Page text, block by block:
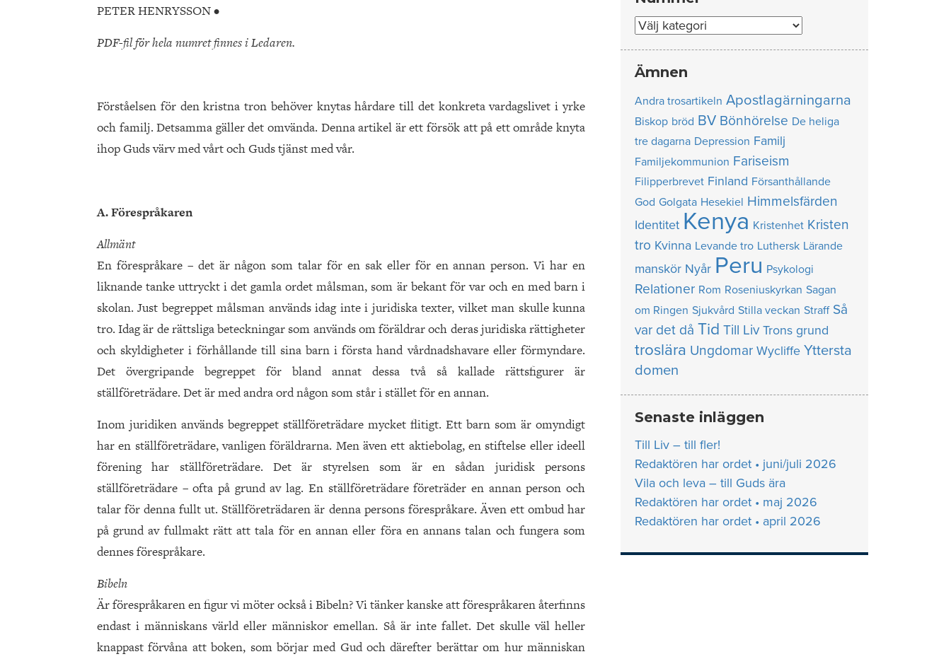
PETER HENRYSSON •
PDF-fil för hela numret finnes i Ledaren.
Förståelsen för den kristna tron behöver knytas hårdare till det konkreta vardagslivet i yrke
och familj. Detsamma gäller det omvända. Denna artikel är ett försök att på ett område knyta
ihop Guds värv med vårt och Guds tjänst med vår.
A. Förespråkaren
Allmänt
En förespråkare – det är någon som talar för en sak eller för en annan person. Vi har en
liknande tanke uttryckt i det gamla ordet målsman, som är bekant för var och en med barn i
skolan. Just begreppet målsman används idag inte i juridiska texter, vilket man skulle kunna
tro. Idag är de rättsliga beteckningar som används om föräldrar och deras juridiska rättigheter
och skyldigheter i förhållande till sina barn i första hand vårdnadshavare eller förmyndare.
Det övergripande begreppet för bland annat dessa två så kallade rättsfigurer är
ställföreträdare. Det är med andra ord någon som står i stället för en annan.
Inom juridiken används begreppet ställföreträdare mycket flitigt. Ett barn som är omyndigt
har en ställföreträdare, vanligen föräldrarna. Men även ett aktiebolag, en stiftelse eller ideell
förening har ställföreträdare. Det är styrelsen som är en sådan juridisk persons
ställföreträdare – ofta på grund av lag. En ställföreträdare företräder en annan person och
talar för denna fullt ut. Ställföreträdaren är denna persons förespråkare. Även ett ombud har
på grund av fullmakt rätt att tala för en annan eller föra en annans talan och fungera som
dennes förespråkare.
Bibeln
Är förespråkaren en figur vi möter också i Bibeln? Vi tänker kanske att förespråkaren återfinns
endast i människans värld eller människor emellan. Så är inte fallet. Det skulle väl heller
knappast förvåna att boken, som börjar med Gud och därefter berättar om hur människan
Nummer
Ämnen
Andra trosartikeln Apostlagärningarna
Biskop bröd BV Bönhörelse De heliga
tre dagarna Depression Familj
Familjekommunion Fariseism
Filipperbrevet Finland Försanthållande
God Golgata Hesekiel Himmelsfärden
Identitet Kenya Kristenhet Kristen
tro Kvinna Levande tro Luthersk Lärande
manskör Nyår Peru Psykologi
Relationer Rom Roseniuskyrkan Sagan
om Ringen Sjukvård Stilla veckan Straff Så
var det då Tid Till Liv Trons grund
troslära Ungdomar Wycliffe Yttersta
domen
Senaste inläggen
Till Liv – till fler!
Redaktören har ordet • juni/juli 2026
Vila och leva – till Guds ära
Redaktören har ordet • maj 2026
Redaktören har ordet • april 2026